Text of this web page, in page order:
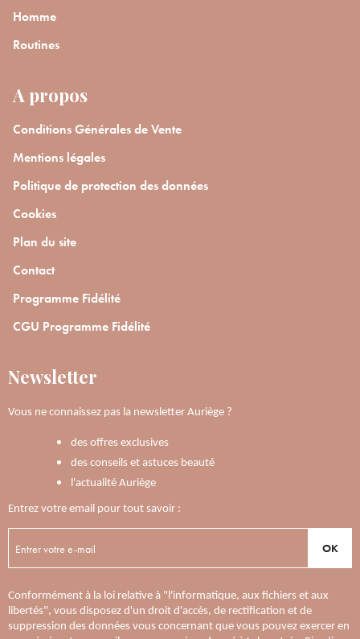
Homme
Routines
A propos
Conditions Générales de Vente
Mentions légales
Politique de protection des données
Cookies
Plan du site
Contact
Programme Fidélité
CGU Programme Fidélité
Newsletter
Vous ne connaissez pas la newsletter Auriège ?
des offres exclusives
des conseils et astuces beauté
l'actualité Auriège
Entrez votre email pour tout savoir :
OK
Conformément à la loi relative à "l'informatique, aux fichiers et aux
libertés", vous disposez d'un droit d'accès, de rectification et de
suppression des données vous concernant que vous pouvez exercer en